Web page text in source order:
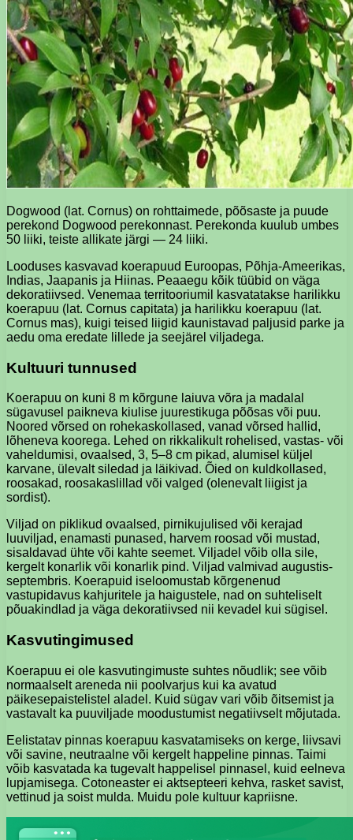
Dogwood (lat. Cornus) on rohttaimede, põõsaste ja puude
perekond Dogwood perekonnast. Perekonda kuulub umbes
50 liiki, teiste allikate järgi — 24 liiki.
Looduses kasvavad koerapuud Euroopas, Põhja-Ameerikas,
Indias, Jaapanis ja Hiinas. Peaaegu kõik tüübid on väga
dekoratiivsed. Venemaa territooriumil kasvatatakse harilikku
koerapuu (lat. Cornus capitata) ja harilikku koerapuu (lat.
Cornus mas), kuigi teised liigid kaunistavad paljusid parke ja
aedu oma eredate lillede ja seejärel viljadega.
Kultuuri tunnused
Koerapuu on kuni 8 m kõrgune laiuva võra ja madalal
sügavusel paikneva kiulise juurestikuga põõsas või puu.
Noored võrsed on rohekaskollased, vanad võrsed hallid,
lõheneva koorega. Lehed on rikkalikult rohelised, vastas- või
vaheldumisi, ovaalsed, 3, 5–8 cm pikad, alumisel küljel
karvane, ülevalt siledad ja läikivad. Õied on kuldkollased,
roosakad, roosakaslillad või valged (olenevalt liigist ja
sordist).
Viljad on piklikud ovaalsed, pirnikujulised või kerajad
luuviljad, enamasti punased, harvem roosad või mustad,
sisaldavad ühte või kahte seemet. Viljadel võib olla sile,
kergelt konarlik või konarlik pind. Viljad valmivad augustis-
septembris. Koerapuid iseloomustab kõrgenenud
vastupidavus kahjuritele ja haigustele, nad on suhteliselt
põuakindlad ja väga dekoratiivsed nii kevadel kui sügisel.
Kasvutingimused
Koerapuu ei ole kasvutingimuste suhtes nõudlik; see võib
normaalselt areneda nii poolvarjus kui ka avatud
päikesepaistelistel aladel. Kuid sügav vari võib õitsemist ja
vastavalt ka puuviljade moodustumist negatiivselt mõjutada.
Eelistatav pinnas koerapuu kasvatamiseks on kerge, liivsavi
või savine, neutraalne või kergelt happeline pinnas. Taimi
võib kasvatada ka tugevalt happelisel pinnasel, kuid eelneva
lupjamisega. Cotoneaster ei aktsepteeri kehva, rasket savist,
vettinud ja soist mulda. Muidu pole kultuur kapriisne.